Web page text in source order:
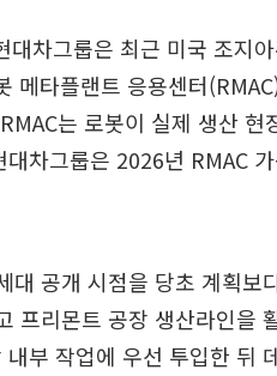
대차그룹은 최근 미국 조지
메타플랜트 응용센터
는 로봇이 실제 생산
차그룹은 2026년 RMAC
대 공개 시점을 당초 계획
프리몬트 공장 생산라인을
부 작업에 우선 투입한 뒤